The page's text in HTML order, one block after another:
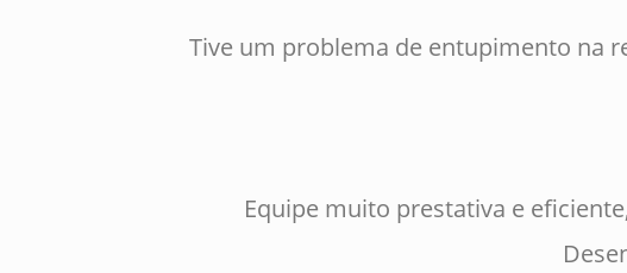
Tive um problema de entupimento na
Equipe muito prestativa e